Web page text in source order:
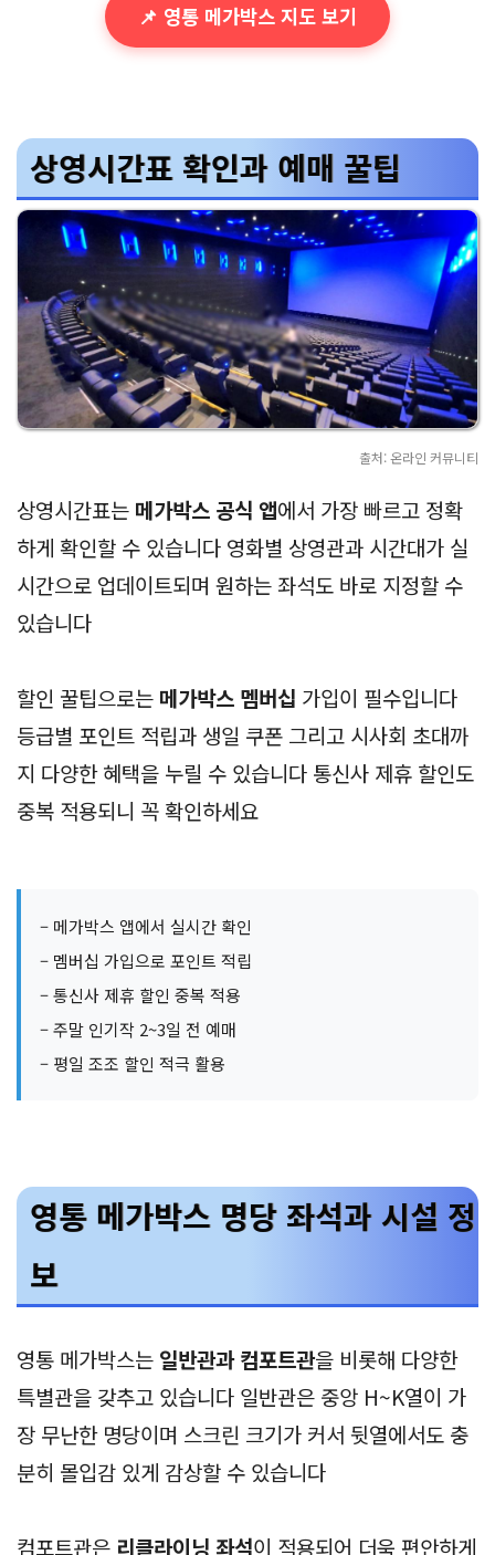
📌 영통 메가박스 지도 보기
상영시간표 확인과 예매 꿀팁
출처: 온라인 커뮤니티
상영시간표는 메가박스 공식 앱에서 가장 빠르고 정확
하게 확인할 수 있습니다 영화별 상영관과 시간대가 실
시간으로 업데이트되며 원하는 좌석도 바로 지정할 수
있습니다
할인 꿀팁으로는 메가박스 멤버십 가입이 필수입니다
등급별 포인트 적립과 생일 쿠폰 그리고 시사회 초대까
지 다양한 혜택을 누릴 수 있습니다 통신사 제휴 할인도
중복 적용되니 꼭 확인하세요
– 메가박스 앱에서 실시간 확인
– 멤버십 가입으로 포인트 적립
– 통신사 제휴 할인 중복 적용
– 주말 인기작 2~3일 전 예매
– 평일 조조 할인 적극 활용
영통 메가박스 명당 좌석과 시설 정
보
영통 메가박스는 일반관과 컴포트관을 비롯해 다양한
특별관을 갖추고 있습니다 일반관은 중앙 H~K열이 가
장 무난한 명당이며 스크린 크기가 커서 뒷열에서도 충
분히 몰입감 있게 감상할 수 있습니다
컴포트관은 리클라이닝 좌석이 적용되어 더욱 편안하게